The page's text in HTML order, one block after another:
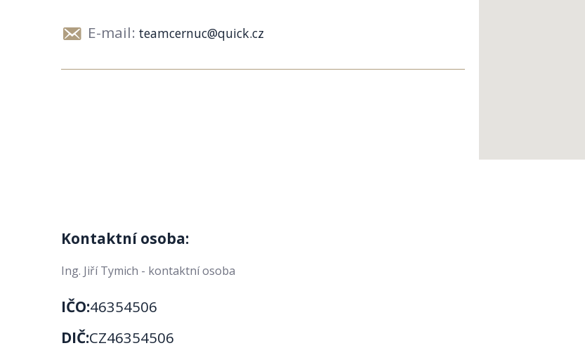
E-mail: teamcernuc@quick.cz
Kontaktní osoba:
Ing. Jiří Tymich - kontaktní osoba
IČO:46354506
DIČ:CZ46354506